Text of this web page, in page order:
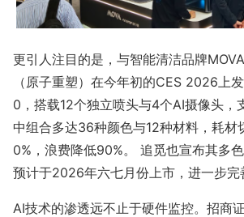
更引人注目的是，与智能清洁品牌
（原子重塑）在今年初的CES 2026上
0，搭载12个独立喷头与4个AI摄像头，
中组合多达36种颜色与12种材料，耗材
0%，浪费降低90%。 追觅也宣布其多
预计于2026年六七月份上市，进一步完
AI技术的渗透远不止于硬件监控。招商